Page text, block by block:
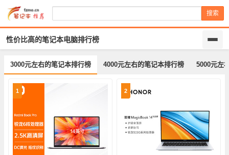
搜索
性价比高的笔记本电脑排行榜
3000元左右的笔记本排行榜 4000元左右的笔记本排行榜 5000元左
1 2